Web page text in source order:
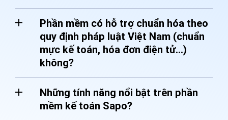
Phần mềm có hỗ trợ chuẩn hóa theo
quy định pháp luật Việt Nam (chuẩn
mực kế toán, hóa đơn điện tử…)
không?
Những tính năng nổi bật trên phần
mềm kế toán Sapo?